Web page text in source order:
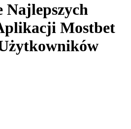
Najlepszych
Mostbet